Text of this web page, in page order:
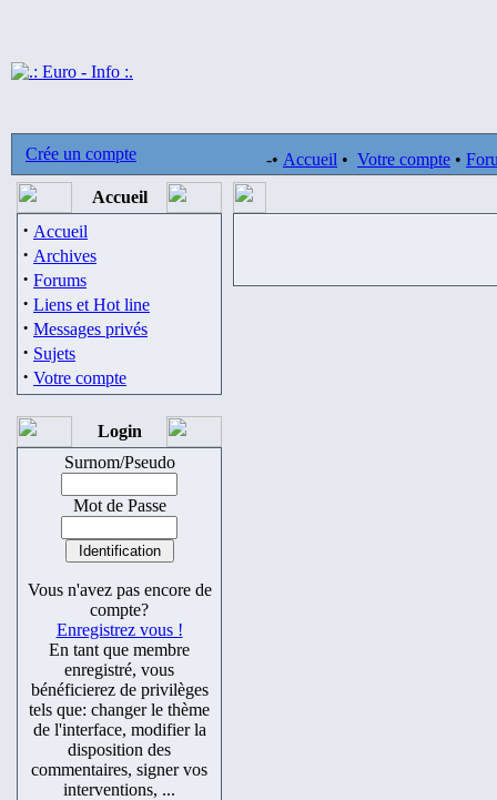
Crée un compte -• Accueil • Votre compte •
Accueil
· Accueil
· Archives
· Forums
· Liens et Hot line
· Messages privés
· Sujets
· Votre compte
Login
Surnom/Pseudo
Mot de Passe
Vous n'avez pas encore de
compte?
Enregistrez vous !
En tant que membre
enregistré, vous
bénéficierez de privilèges
tels que: changer le thème
de l'interface, modifier la
disposition des
commentaires, signer vos
interventions, ...